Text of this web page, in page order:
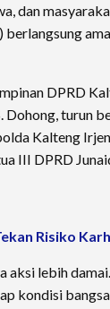
dan
berlangsung
DPRD
Dohong, turun
Kalteng
III DPRD
Risiko
aksi lebih
kondisi bangsa.